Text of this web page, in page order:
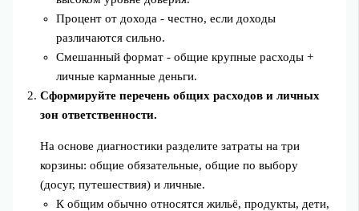
Процент от дохода - честно, если доходы
различаются сильно.
Смешанный формат - общие крупные расходы +
личные карманные деньги.
Сформируйте перечень общих расходов и личных
зон ответственности.
На основе диагностики разделите затраты на три
корзины: общие обязательные, общие по выбору
(досуг, путешествия) и личные.
К общим обычно относятся жильё, продукты, дети,